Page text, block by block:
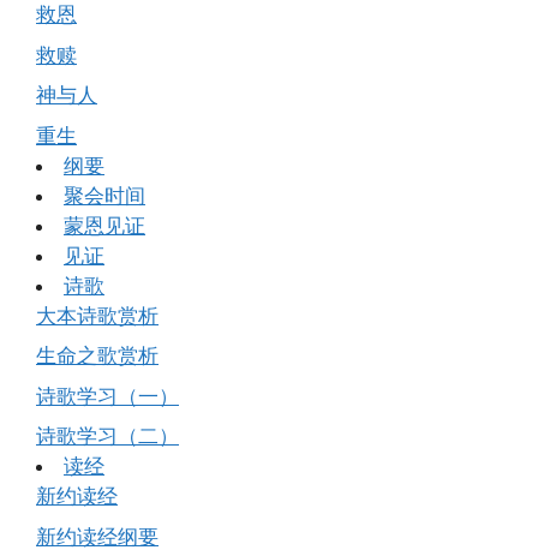
救恩
救赎
神与人
重生
纲要
聚会时间
蒙恩见证
见证
诗歌
大本诗歌赏析
生命之歌赏析
诗歌学习（一）
诗歌学习（二）
读经
新约读经
新约读经纲要